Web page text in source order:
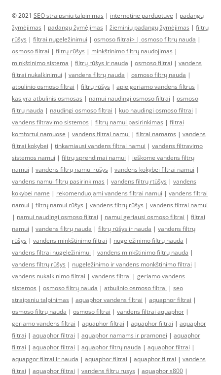
© 2021 SEO straipsniu talpinimas | internetine parduotuve | padangų
žymėjimas | padangų žymėjimas | žieminių padangų žymėjimas | filtrų
rūšys | filtrai nugeležinimui | osmoso filtrai> | osmoso filtrų nauda |
osmoso filtrai | filtrų rūšys | minkštinimo filtrų naudojimas |
minkštinimo sistema | filtrų rūšys ir nauda | osmoso filtrai | vandens
filtrai nukalkinimui | vandens filtrų nauda | osmoso filtrų nauda |
atbulinio osmoso filtrai | filtrų rūšys | apie geriamo vandens filtrus |
kas yra atbulinis osmosas | namui naudingi osmoso filtrai | osmoso
filtrų nauda | naudingi osmoso filtrai | kuo naudingi osmoso filtrai |
vandens filtravimo sistemos | filtrų namui pasirinkimas | filtrai
komfortui namuose | vandens filtrai namui | filtrai namams | vandens
filtrai kokybei | tinkamiausi vandens filtrai namui | vandens filtravimo
sistemos namui | filtrų sprendimai namui | ieškome vandens filtrų
namui | vandens filtrų namui rūšys | vandens kokybei filtrai namui |
vandens namui filtrų pasirinkimas | vandens filtrų rtūšys | vandens
kokybei name | rekomenduojami vandens filtrai namui | vandens filtrai
namui | filtrų namui rūšys | vandens filtrų rūšys | vandens filtrai namui
| namui naudingi osmoso filtrai | namui geriausi osmoso filtrai | filtrai
namui | vandens filtrų nauda | filtrų rūšys ir nauda | vandens filtrų
rūšys | vandens minkštinimo filtrai | nugeležinimo filtrų nauda |
vandens filtrai nugeležinimui | vandens minkštinimo filtrų nauda |
vandens filtrų rūšys | nugeležinimo ir vandens monkštinimo filtrai |
vandens nukalkinimo filtrai | vandens filtrai | geriamo vandens
sistemos | osmoso filtrų nauda | atbulinio osmoso filtrai | seo
straipsniu talpinimas | aquaphor vandens filtrai | aquaphor filtrai |
osmoso filtrų nauda | osmoso filtrai | vandens filtrai aquaphor |
geriamo vandens filtrai | aquaphor filtrai | aquaphor filtrai | aquaphor
filtrai | aquaphor filtrai | aquaphor namams ir pramonei | aquaphor
filtrai | aquaphor filtrai | aquaphor filtrų nauda | aquaphor filtrai |
aquapgor filtrai ir nauda | aquaphor filtrai | aquaphor filtrai | vandens
filtrai | aquaphor filtrai | vandens filtru rusys | aquaphor s800 |